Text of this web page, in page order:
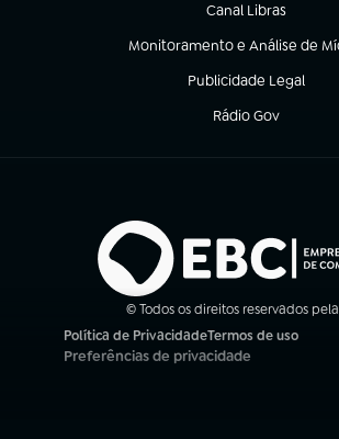
Canal Libras
(abre em nova aba)
Monitoramento e Análise de
(abre em nova aba)
Publicidade Legal
(abre em nova aba)
Rádio Gov
(abre em nova aba)
© Todos os direitos reservados pela
Política de Privacidade
(abre em nova aba)
Termos de uso
(abre em nova aba)
Preferências de privacidade